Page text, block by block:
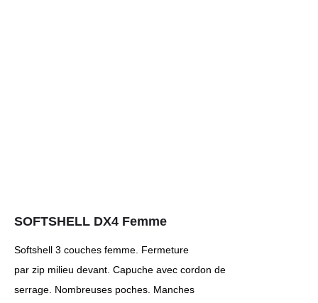
SOFTSHELL DX4 Femme
Softshell 3 couches femme. Fermeture
par zip milieu devant. Capuche avec cordon de
serrage. Nombreuses poches. Manches